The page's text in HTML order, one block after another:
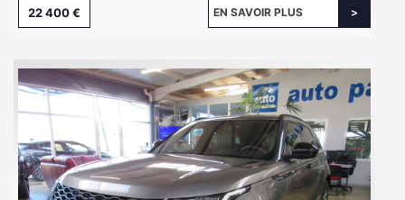
22 400 € EN SAVOIR PLUS